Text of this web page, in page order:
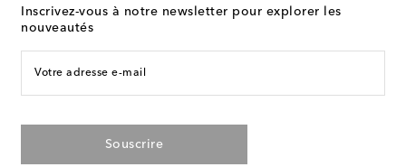
Inscrivez-vous à notre newsletter pour explorer les
nouveautés
Votre adresse e-mail
Souscrire